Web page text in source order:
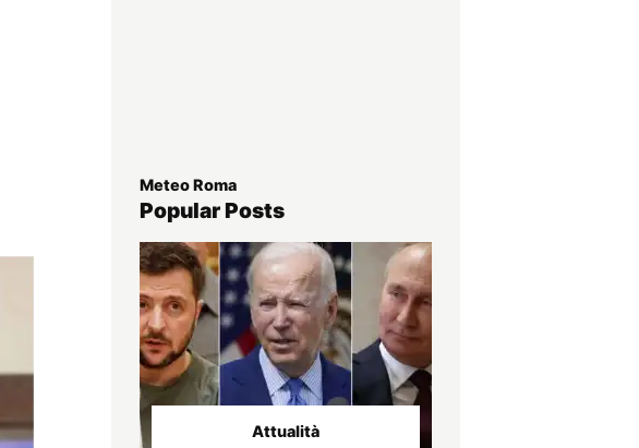
Meteo Roma
Popular Posts
Attualità